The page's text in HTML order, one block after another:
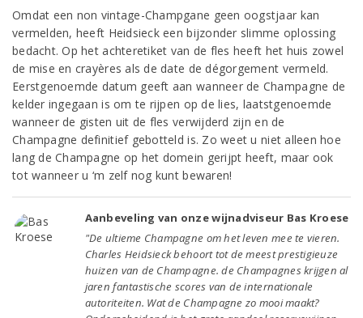
Omdat een non vintage-Champgane geen oogstjaar kan
vermelden, heeft Heidsieck een bijzonder slimme oplossing
bedacht. Op het achteretiket van de fles heeft het huis zowel
de mise en crayères als de date de dégorgement vermeld.
Eerstgenoemde datum geeft aan wanneer de Champagne de
kelder ingegaan is om te rijpen op de lies, laatstgenoemde
wanneer de gisten uit de fles verwijderd zijn en de
Champagne definitief gebotteld is. Zo weet u niet alleen hoe
lang de Champagne op het domein gerijpt heeft, maar ook
tot wanneer u ‘m zelf nog kunt bewaren!
Aanbeveling van onze wijnadviseur Bas Kroese
"De ultieme Champagne om het leven mee te vieren.
Charles Heidsieck behoort tot de meest prestigieuze
huizen van de Champagne. de Champagnes krijgen al
jaren fantastische scores van de internationale
autoriteiten. Wat de Champagne zo mooi maakt?